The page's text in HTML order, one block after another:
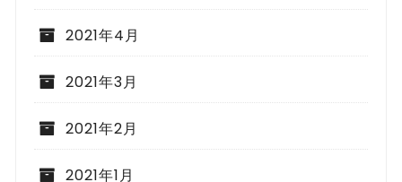
2021年4月
2021年3月
2021年2月
2021年1月